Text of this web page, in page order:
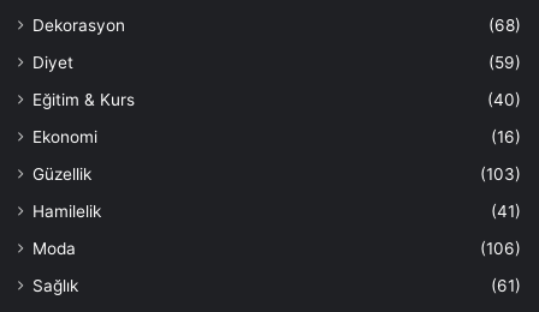
Dekorasyon
(68)
Diyet
(59)
Eğitim & Kurs
(40)
Ekonomi
(16)
Güzellik
(103)
Hamilelik
(41)
Moda
(106)
Sağlık
(61)